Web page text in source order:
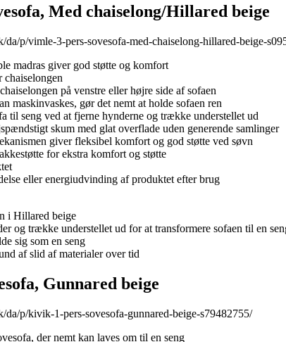
Med chaiselong/Hillared beige
p/vimle-3-pers-sovesofa-med-chaiselong-hillared-beige-
madras giver god støtte og komfort
chaiselongen
på venstre eller højre side af sofaen
maskinvaskes, gør det nemt at holde sofaen ren
til seng ved at fjerne hynderne og trække understellet ud
skum med glat overflade uden generende samlinger
giver fleksibel komfort og god støtte ved søvn
for ekstra komfort og støtte
eller energiudvinding af produktet efter brug
i Hillared beige
og trække understellet ud for at transformere sofaen til en
sig som en seng
af slid af materialer over tid
Gunnared beige
p/kivik-1-pers-sovesofa-gunnared-beige-s79482755/
der nemt kan laves om til en seng